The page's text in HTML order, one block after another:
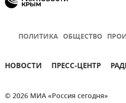
ПОЛИТИКА ОБЩЕСТВО
НОВОСТИ ПРЕСС-ЦЕНТР
© 2026 МИА «Россия сегодня»